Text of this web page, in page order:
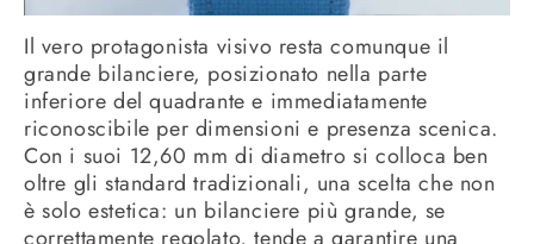
Il vero protagonista visivo resta comunque il
grande bilanciere, posizionato nella parte
inferiore del quadrante e immediatamente
riconoscibile per dimensioni e presenza scenica.
Con i suoi 12,60 mm di diametro si colloca ben
oltre gli standard tradizionali, una scelta che non
è solo estetica: un bilanciere più grande, se
correttamente regolato, tende a garantire una